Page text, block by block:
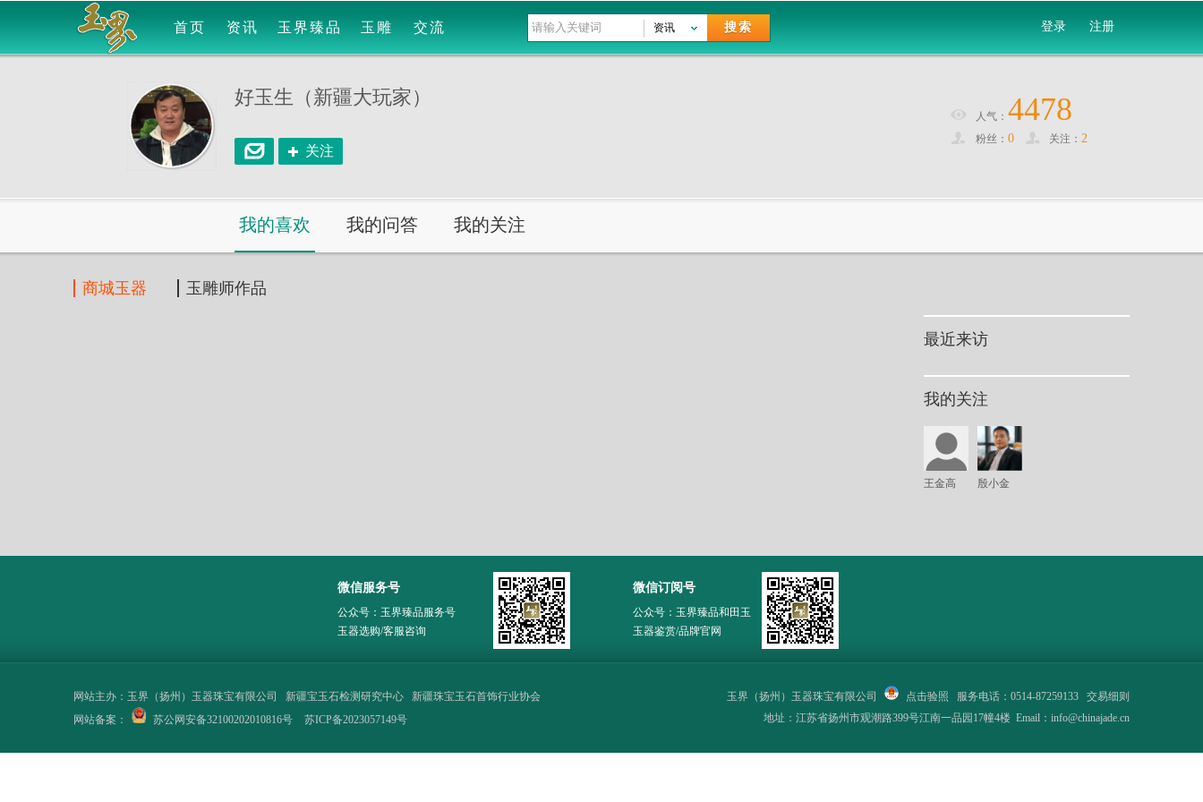
首页 资讯 玉界臻品 玉雕 交流 搜索
资讯 登录 注册
好玉生（新疆大玩家）
关注
人气： 4478
粉丝： 0 关注： 2
我的喜欢 我的问答 我的关注
商城玉器 玉雕师作品
最近来访
我的关注
王金高 殷小金
微信服务号
公众号：玉界臻品服务号
玉器选购/客服咨询
微信订阅号
公众号：玉界臻品和田玉
玉器鉴赏/品牌官网
玉界（扬州）玉器珠宝有限公司 点击验照 服务电话：0514-87259133 交易细则
地址：江苏省扬州市观潮路399号江南一品园17幢4楼 Email：info@chinajade.cn
网站主办： 玉界（扬州）玉器珠宝有限公司 新疆宝玉石检测研究中心
新疆珠宝玉石首饰行业协会
网站备案：
苏公网安备32100202010816号 苏ICP备2023057149号